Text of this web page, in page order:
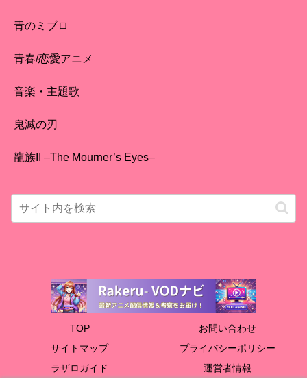
青のミブロ
青春/恋愛アニメ
音楽・主題歌
鬼滅の刃
龍族II –The Mourner’s Eyes–
TOP
お問い合わせ
サイトマップ
プライバシーポリシー
ラザロガイド
運営者情報